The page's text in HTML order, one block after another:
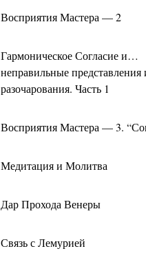
Восприятия Мастера — 2
Гармоническое Согласие и…
неправильные представления
разочарования. Часть 1
Восприятия Мастера — 3.
Медитация и Молитва
Дар Прохода Венеры
Связь с Лемурией